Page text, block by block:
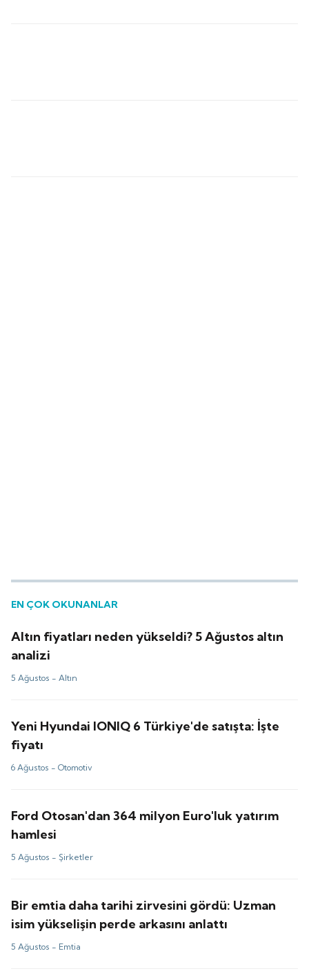
EN ÇOK OKUNANLAR
Altın fiyatları neden yükseldi? 5 Ağustos altın
analizi
5 Ağustos -Altın
Yeni Hyundai IONIQ 6 Türkiye'de satışta: İşte
fiyatı
6 Ağustos -Otomotiv
Ford Otosan'dan 364 milyon Euro'luk yatırım
hamlesi
5 Ağustos -Şirketler
Bir emtia daha tarihi zirvesini gördü: Uzman
isim yükselişin perde arkasını anlattı
5 Ağustos - Emtia